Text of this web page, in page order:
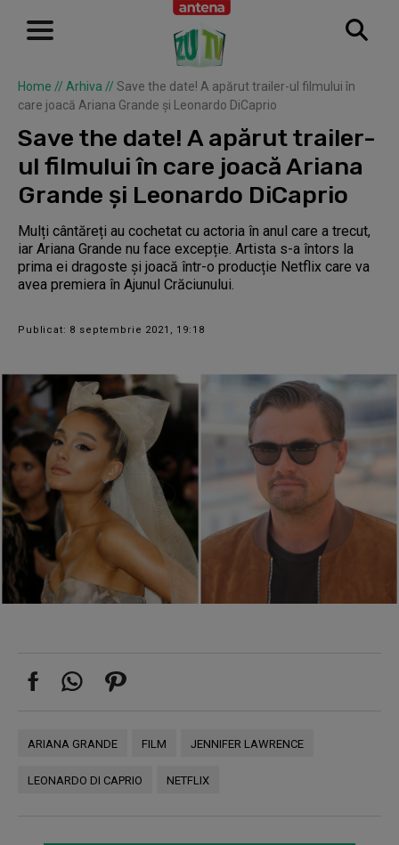
Home // Arhiva // Save the date! A apărut trailer-ul filmului în
care joacă Ariana Grande și Leonardo DiCaprio
Save the date! A apărut trailer-
ul filmului în care joacă Ariana
Grande și Leonardo DiCaprio
Mulți cântăreți au cochetat cu actoria în anul care a trecut,
iar Ariana Grande nu face excepție. Artista s-a întors la
prima ei dragoste și joacă într-o producție Netflix care va
avea premiera în Ajunul Crăciunului.
Publicat: 8 septembrie 2021, 19:18
ARIANA GRANDE FILM JENNIFER LAWRENCE
LEONARDO DI CAPRIO NETFLIX